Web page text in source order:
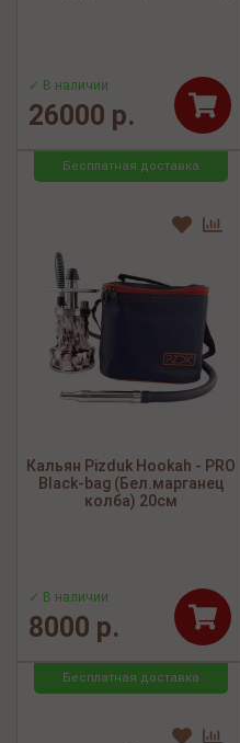
✓ В наличии
26000 р.
Бесплатная доставка
Кальян Pizduk Hookah - PRO
Black-bag (Бел.марганец
колба) 20см
✓ В наличии
8000 р.
Бесплатная доставка